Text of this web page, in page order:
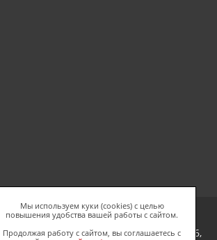
Network, ООО "Спайдерс Веб", 2026,
Мы используем куки (cookies) с целью
повышения удобства вашей работы с сайтом.
Продолжая работу с сайтом, вы соглашаетесь с